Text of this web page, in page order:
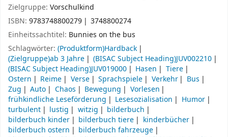
Zielgruppe: Vorschulkind
ISBN: 9783748800279
3748800274
Einheitssachtitel: Bunnies on the bus
Schlagwörter: (Produktform)Hardback
(Zielgruppe)ab 3 Jahre
(BISAC Subject Heading)JUV002210
(BISAC Subject Heading)JUV019000
Hasen
Tiere
Ostern
Reime Verse Sprachspiele Verkehr
Bus
Zug
Auto Chaos Bewegung
Vorlesen
frühkindliche Leseförderung
Lesesozialisation
Humor
turbulent
lustig witzig
bilderbuch
bilderbuch kinder
bilderbuch tiere
kinderbücher
bilderbuch ostern
bilderbuch fahrzeuge